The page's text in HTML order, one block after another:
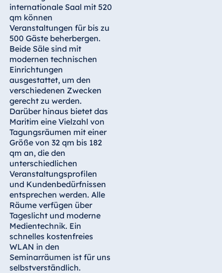
Hotel Amelia
China
Hotel Taicang
Garden
Hotel &
Conference
Center Taicang
Italien
Resort Calabria
Malta
Antonine Hotel &
Spa Malta
internationale Saal mit 520
qm können
Veranstaltungen für bis zu
500 Gäste beherbergen.
Beide Säle sind mit
modernen technischen
Einrichtungen
ausgestattet, um den
verschiedenen Zwecken
gerecht zu werden.
Darüber hinaus bietet das
Maritim eine Vielzahl von
Tagungsräumen mit einer
Größe von 32 qm bis 182
qm an, die den
unterschiedlichen
Veranstaltungsprofilen
und Kundenbedürfnissen
entsprechen werden. Alle
Räume verfügen über
Tageslicht und moderne
Medientechnik. Ein
schnelles kostenfreies
WLAN in den
Seminarräumen ist für uns
selbstverständlich.